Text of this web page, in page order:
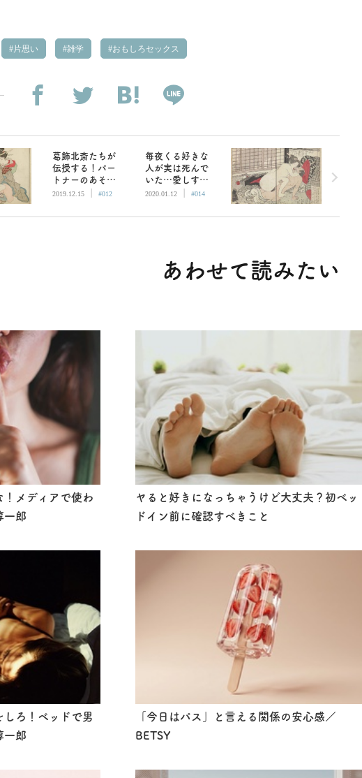
片思い 雑学 おもしろセックス
葛飾北斎たちが
伝授する！パー
トナーのあそこ
の舐め方と江戸
2019.12.15 #012
毎夜くる好きな
人が実は死んで
いた…愛しすぎ
て止まらない春
2020.01.12 #014
あわせて読みたい
！メディアで使わ
一郎
ヤると好きになっちゃうけど大丈夫？初ベッ
ドイン前に確認すべきこと
しろ！ベッドで男
一郎
「今日はパス」と言える関係の安心感／
BETSY